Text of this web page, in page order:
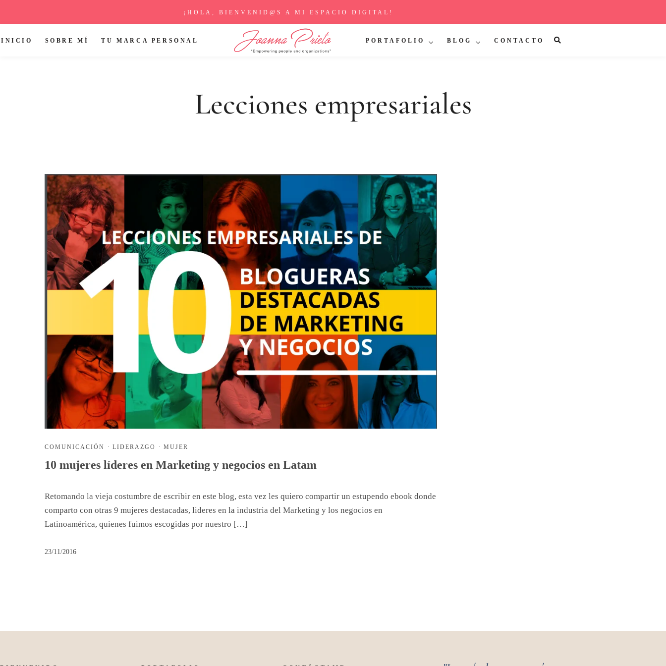
¡HOLA, BIENVENID@S A MI ESPACIO DIGITAL!
INICIO SOBRE MÍ TU MARCA PERSONAL PORTAFOLIO BLOG CONTACTO
Lecciones empresariales
COMUNICACIÓN · LIDERAZGO · MUJER
10 mujeres líderes en Marketing y negocios en Latam
Retomando la vieja costumbre de escribir en este blog, esta vez les quiero compartir un estupendo ebook donde
comparto con otras 9 mujeres destacadas, lideres en la industria del Marketing y los negocios en
Latinoamérica, quienes fuimos escogidas por nuestro […]
23/11/2016